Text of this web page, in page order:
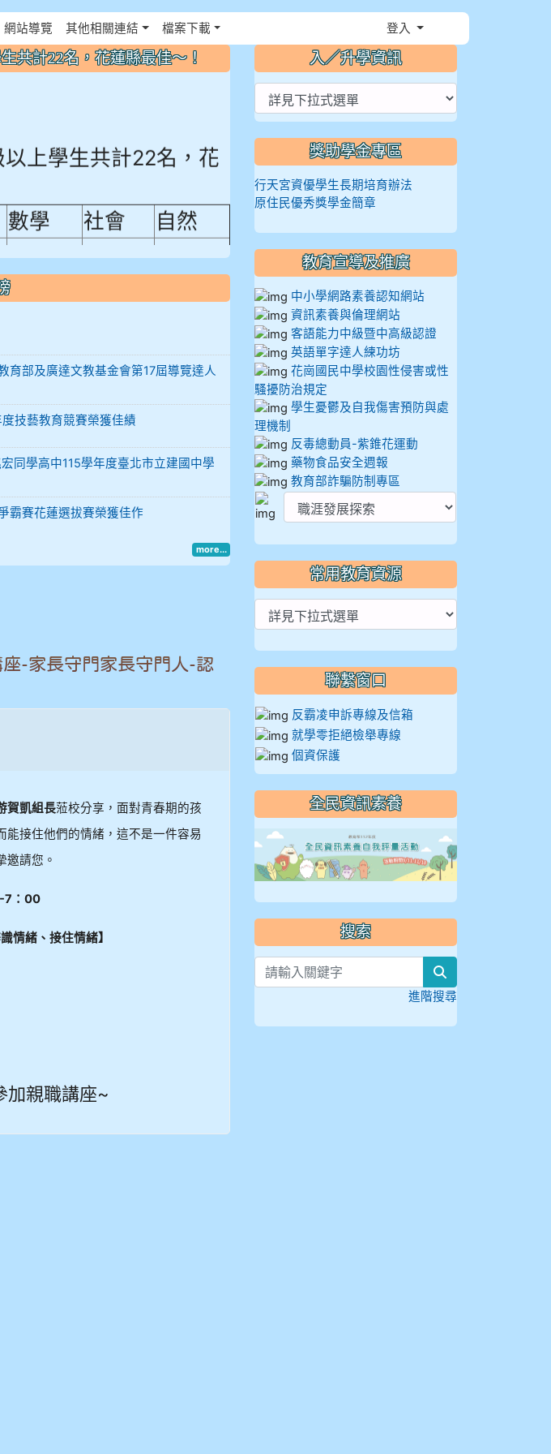
網站導覽 其他相關連結 檔案下載 登入
共計22名，花蓮縣最佳～！
上學生共計22名，花
數學 社會 自然
29.19% 12.16% 15.41%
部及廣達文教基金會第17屆導覽達人
技藝教育競賽榮獲佳績
同學高中115學年度臺北市立建國中學
霸賽花蓮選拔賽榮獲佳作
more...
-家長守門家長守門人-認
賀凱組長蒞校分享，面對青春期的孩
接住他們的情緒，這不是一件容易
邀請您。
7 ： 00
情緒、接住情緒】
加親職講座~
入／升學資訊
獎助學金專區
行天宮資優學生長期培育辦法
原住民優秀獎學金簡章
教育宣導及推廣
中小學網路素養認知網站
資訊素養與倫理網站
客語能力中級暨中高級認證
英語單字達人練功坊
花崗國民中學校園性侵害或性
騷擾防治規定
學生憂鬱及自我傷害預防與處
理機制
反毒總動員-紫錐花運動
藥物食品安全週報
教育部詐騙防制專區
常用教育資源
聯繫窗口
反霸凌申訴專線及信箱
就學零拒絕檢舉專線
個資保護
全民資訊素養
搜索
進階搜尋